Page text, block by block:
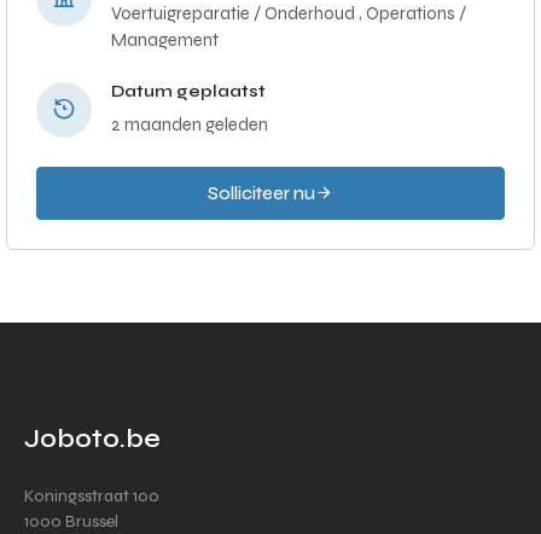
Voertuigreparatie / Onderhoud , Operations /
Management
Datum geplaatst
2 maanden geleden
Solliciteer nu
Joboto.be
Koningsstraat 100
1000 Brussel